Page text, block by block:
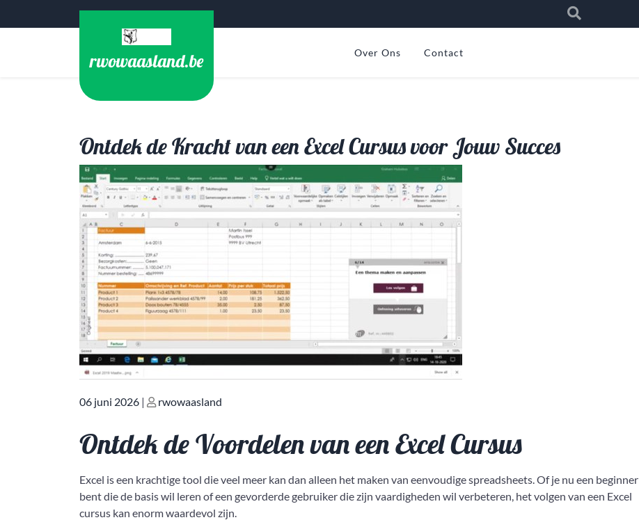
rwowaasland.be Over Ons Contact
Ontdek de Kracht van een Excel Cursus voor Jouw Succes
Geplaatst
06 juni 2026 | Geplaatst
rwowaasland
Ontdek de Voordelen van een Excel Cursus
Excel is een krachtige tool die veel meer kan dan alleen het maken van eenvoudige spreadsheets. Of je nu een beginner
bent die de basis wil leren of een gevorderde gebruiker die zijn vaardigheden wil verbeteren, het volgen van een Excel
cursus kan enorm waardevol zijn.